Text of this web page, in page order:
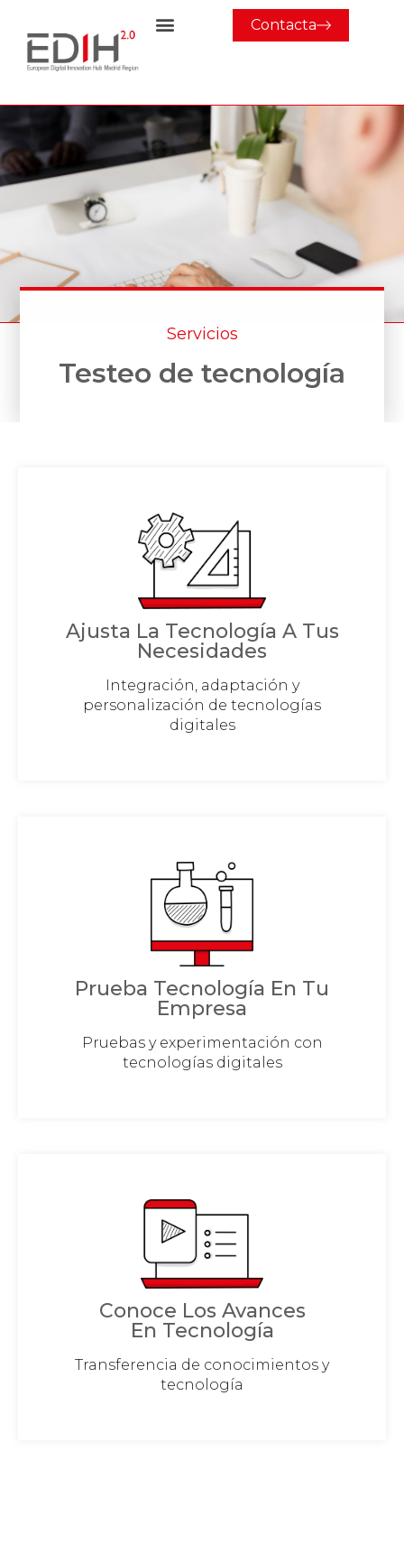
Contacta
Servicios
Testeo de tecnología
Ajusta La Tecnología A Tus
Necesidades
Integración, adaptación y
personalización de tecnologías
digitales
Prueba Tecnología En Tu
Empresa
Pruebas y experimentación con
tecnologías digitales
Conoce Los Avances
En Tecnología
Transferencia de conocimientos y
tecnología